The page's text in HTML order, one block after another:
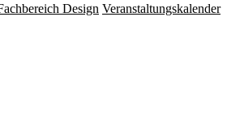
Design Veranstaltungskalender